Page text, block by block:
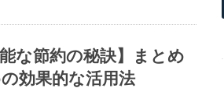
な節約の秘訣】まとめ
効果的な活用法